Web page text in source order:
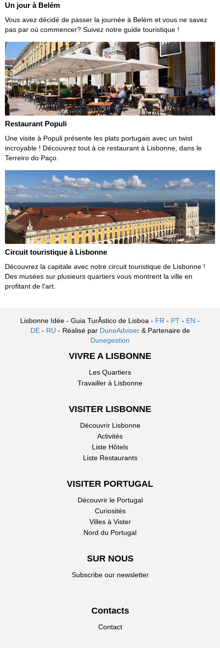
Un jour à Belém
Vous avez décidé de passer la journée à Belém et vous ne savez
pas par où commencer? Suivez notre guide touristique !
Restaurant Populi
Une visite à Populi présente les plats portugais avec un twist
incroyable ! Découvrez tout à ce restaurant à Lisbonne, dans le
Terreiro do Paço.
Circuit touristique à Lisbonne
Découvrez la capitale avec notre circuit touristique de Lisbonne !
Des musées sur plusieurs quartiers vous montrent la ville en
profitant de l'art.
Lisbonne Idée - Guia TurÃ­stico de Lisboa - FR - PT - EN -
DE- RU - Réalisé par DuneAdviser & Partenaire de
Dunegestion
VIVRE A LISBONNE
Les Quartiers
Travailler à Lisbonne
VISITER LISBONNE
Découvrir Lisbonne
Activités
Liste Hôtels
Liste Restaurants
VISITER PORTUGAL
Découvrir le Portugal
Curiosités
Villes à Vister
Nord du Portugal
SUR NOUS
Subscribe our newsletter
Contacts
Contact